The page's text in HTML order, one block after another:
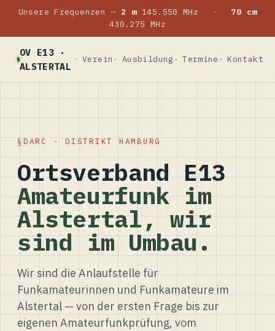
Unsere Frequenzen — 2 m145.550 MHz ·
70 cm
430.275 MHz
OV E13 ·
ALSTERTAL
Verein Ausbildung Termine Kontakt
DARC · DISTRIKT HAMBURG
Ortsverband E13
Amateurfunk im
Alstertal, wir
sind im Umbau.
Wir sind die Anlaufstelle für
Funkamateurinnen und Funkamateure im
Alstertal — von der ersten Frage bis zur
eigenen Amateurfunkprüfung, vom